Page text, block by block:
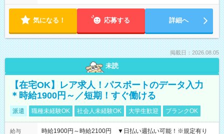
気になる！ 応募する 詳細へ
掲載日：2026.08.05
未読
【在宅OK】レア求人！パスポートのデータ入力
＊時給1900円～／短期！すぐ働ける
派遣 職種未経験OK 社会人未経験OK 大学生歓迎 ブランクOK
給与
時給1900円～時給2100円 ▼日払い週払い可能！※規定有り